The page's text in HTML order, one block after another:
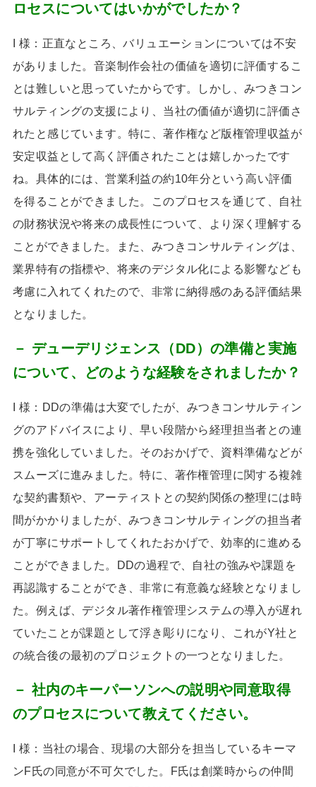
ロセスについてはいかがでしたか？
I 様：正直なところ、バリュエーションについては不安
がありました。音楽制作会社の価値を適切に評価するこ
とは難しいと思っていたからです。しかし、みつきコン
サルティングの支援により、当社の価値が適切に評価さ
れたと感じています。特に、著作権など版権管理収益が
安定収益として高く評価されたことは嬉しかったです
ね。具体的には、営業利益の約10年分という高い評価
を得ることができました。このプロセスを通じて、自社
の財務状況や将来の成長性について、より深く理解する
ことができました。また、みつきコンサルティングは、
業界特有の指標や、将来のデジタル化による影響なども
考慮に入れてくれたので、非常に納得感のある評価結果
となりました。
－ デューデリジェンス（DD）の準備と実施
について、どのような経験をされましたか？
I 様：DDの準備は大変でしたが、みつきコンサルティン
グのアドバイスにより、早い段階から経理担当者との連
携を強化していました。そのおかげで、資料準備などが
スムーズに進みました。特に、著作権管理に関する複雑
な契約書類や、アーティストとの契約関係の整理には時
間がかかりましたが、みつきコンサルティングの担当者
が丁寧にサポートしてくれたおかげで、効率的に進める
ことができました。
DDの過程で、自社の強みや課題を
再認識することができ、非常に有意義な経験となりまし
た。例えば、デジタル著作権管理システムの導入が遅れ
ていたことが課題として浮き彫りになり、これがY社と
の統合後の最初のプロジェクトの一つとなりました。
－ 社内のキーパーソンへの説明や同意取得
のプロセスについて教えてください。
I 様：当社の場合、現場の大部分を担当しているキーマ
ンF氏の同意が不可欠でした。 F氏は創業時からの仲間